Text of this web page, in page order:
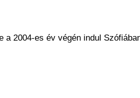
a 2004-es év végén indul